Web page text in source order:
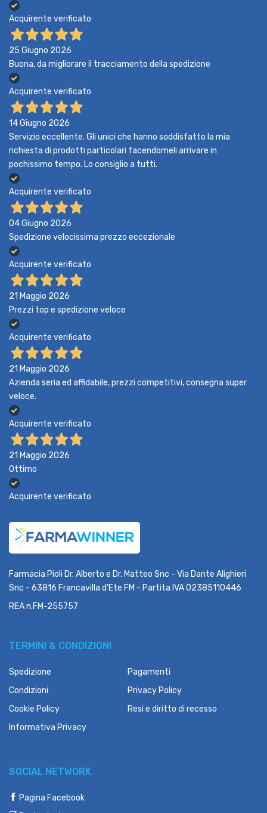
Acquirente verificato
25 Giugno 2026
Buona, da migliorare il tracciamento della spedizione
Acquirente verificato
14 Giugno 2026
Servizio eccellente. Gli unici che hanno soddisfatto la mia
richiesta di prodotti particolari facendomeli arrivare in
pochissimo tempo. Lo consiglio a tutti.
Acquirente verificato
04 Giugno 2026
Spedizione velocissima prezzo eccezionale
Acquirente verificato
21 Maggio 2026
Prezzi top e spedizione veloce
Acquirente verificato
21 Maggio 2026
Azienda seria ed affidabile, prezzi competitivi, consegna super
veloce.
Acquirente verificato
21 Maggio 2026
Ottimo
Acquirente verificato
Farmacia Pioli Dr. Alberto e Dr. Matteo Snc - Via Dante Alighieri
Snc - 63816 Francavilla d'Ete FM - Partita IVA 02385110446
REA n.FM-255757
TERMINI & CONDIZIONI
Spedizione
Pagamenti
Condizioni
Privacy Policy
Cookie Policy
Resi e diritto di recesso
Informativa Privacy
SOCIAL NETWORK
Pagina Facebook